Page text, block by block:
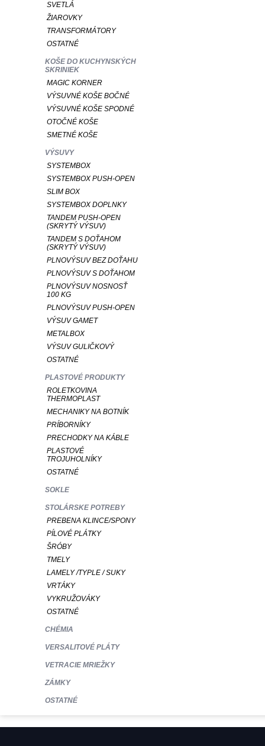
SVETLÁ
ŽIAROVKY
TRANSFORMÁTORY
OSTATNÉ
KOŠE DO KUCHYNSKÝCH
SKRINIEK
MAGIC KORNER
VÝSUVNÉ KOŠE BOČNÉ
VÝSUVNÉ KOŠE SPODNÉ
OTOČNÉ KOŠE
SMETNÉ KOŠE
VÝSUVY
SYSTEMBOX
SYSTEMBOX PUSH-OPEN
SLIM BOX
SYSTEMBOX DOPLNKY
TANDEM PUSH-OPEN
(SKRYTÝ VÝSUV)
TANDEM S DOŤAHOM
(SKRYTÝ VÝSUV)
PLNOVÝSUV BEZ DOŤAHU
PLNOVÝSUV S DOŤAHOM
PLNOVÝSUV NOSNOSŤ
100 KG
PLNOVÝSUV PUSH-OPEN
VÝSUV GAMET
METALBOX
VÝSUV GULIČKOVÝ
OSTATNÉ
PLASTOVÉ PRODUKTY
ROLETKOVINA
THERMOPLAST
MECHANIKY NA BOTNÍK
PRÍBORNÍKY
PRECHODKY NA KÁBLE
PLASTOVÉ
TROJUHOLNÍKY
OSTATNÉ
SOKLE
STOLÁRSKE POTREBY
PREBENA KLINCE/SPONY
PÍLOVÉ PLÁTKY
ŠRÓBY
TMELY
LAMELY /TYPLE / SUKY
VRTÁKY
VYKRUŽOVÁKY
OSTATNÉ
CHÉMIA
VERSALITOVÉ PLÁTY
VETRACIE MRIEŽKY
ZÁMKY
OSTATNÉ